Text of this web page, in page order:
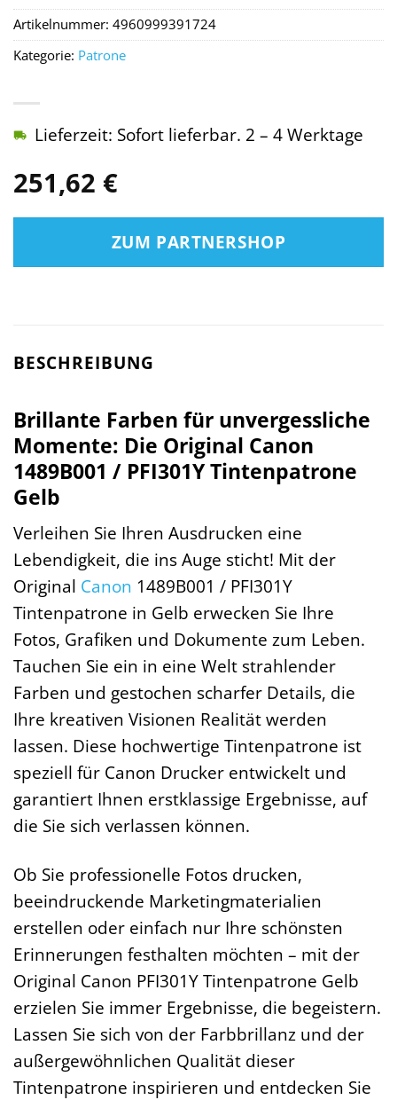
251,62 €
Lieferzeit: Sofort lieferbar. 2 – 4 Werktage
ZUM PARTNERSHOP
Artikelnummer: 4960999391724
Kategorie: Patrone
BESCHREIBUNG
Brillante Farben für unvergessliche
Momente: Die Original Canon
1489B001 / PFI301Y Tintenpatrone
Gelb
Verleihen Sie Ihren Ausdrucken eine
Lebendigkeit, die ins Auge sticht! Mit der
Original Canon 1489B001 / PFI301Y
Tintenpatrone in Gelb erwecken Sie Ihre
Fotos, Grafiken und Dokumente zum Leben.
Tauchen Sie ein in eine Welt strahlender
Farben und gestochen scharfer Details, die
Ihre kreativen Visionen Realität werden
lassen. Diese hochwertige Tintenpatrone ist
speziell für Canon Drucker entwickelt und
garantiert Ihnen erstklassige Ergebnisse, auf
die Sie sich verlassen können.
Ob Sie professionelle Fotos drucken,
beeindruckende Marketingmaterialien
erstellen oder einfach nur Ihre schönsten
Erinnerungen festhalten möchten – mit der
Original Canon PFI301Y Tintenpatrone Gelb
erzielen Sie immer Ergebnisse, die begeistern.
Lassen Sie sich von der Farbbrillanz und der
außergewöhnlichen Qualität dieser
Tintenpatrone inspirieren und entdecken Sie